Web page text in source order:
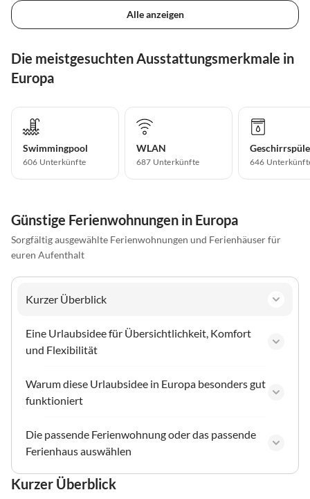
Alle anzeigen
Die meistgesuchten Ausstattungsmerkmale in
Europa
Swimmingpool
606 Unterkünfte
WLAN
687 Unterkünfte 646
Günstige Ferienwohnungen in Europa
Sorgfältig ausgewählte Ferienwohnungen und Ferienhäuser für
euren Aufenthalt
Kurzer Überblick
Eine Urlaubsidee für Übersichtlichkeit, Komfort
und Flexibilität
Warum diese Urlaubsidee in Europa besonders gut
funktioniert
Die passende Ferienwohnung oder das passende
Ferienhaus auswählen
Kurzer Überblick